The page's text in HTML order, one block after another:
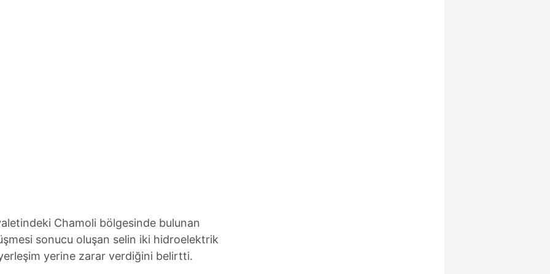
Chamoli bölgesinde bulunan
sonucu oluşan selin iki hidroelektrik
yerine zarar verdiğini belirtti.